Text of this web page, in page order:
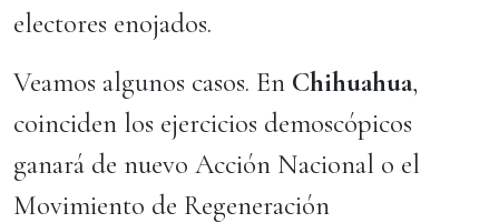
electores enojados.
Veamos algunos casos. En Chihuahua,
coinciden los ejercicios demoscópicos
ganará de nuevo Acción Nacional o el
Movimiento de Regeneración